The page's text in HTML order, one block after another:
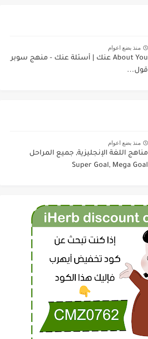
منذ بضع اعوام
About You عنك | أسئلة عنك - منهج سوبر
قول...
منذ بضع اعوام
مناهج اللغة الإنجليزية, جميع المراحل
Super Goal, Mega Goal